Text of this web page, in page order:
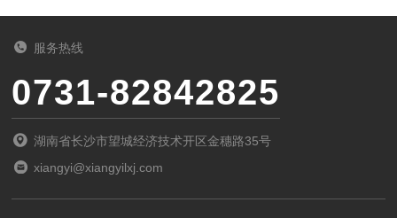
服务热线
0731-82842825
湖南省长沙市望城经济技术开区金穗路35号
xiangyi@xiangyilxj.com